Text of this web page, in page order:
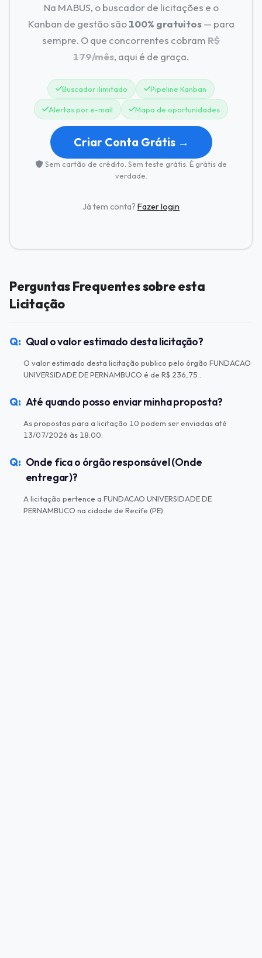
Na MABUS, o buscador de licitações e o
Kanban de gestão são100% gratuitos— para
sempre. O que concorrentes cobramR$
179/mês, aqui é de graça.
Buscador ilimitado Pipeline Kanban
Alertas por e-mail Mapa de oportunidades
Criar Conta Grátis →
Sem cartão de crédito. Sem teste grátis. É grátis de
verdade.
Já tem conta? Fazer login
Perguntas Frequentes sobre esta
Licitação
Qual o valor estimado desta licitação?
O valor estimado desta licitação publico pelo órgão FUNDACAO
UNIVERSIDADE DE PERNAMBUCO é de R$ 236,75 .
Até quando posso enviar minha proposta?
As propostas para a licitação 10 podem ser enviadas até
13/07/2026 às 18:00.
Onde fica o órgão responsável (Onde
entregar)?
A licitação pertence a FUNDACAO UNIVERSIDADE DE
PERNAMBUCO na cidade de Recife (PE).